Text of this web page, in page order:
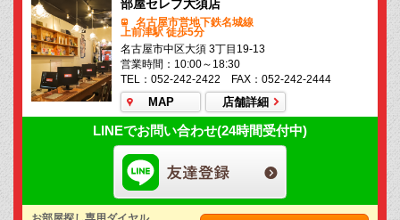
部屋セレブ大須店
名古屋市営地下鉄名城線
上前津駅 徒歩5分
名古屋市中区大須 3丁目19-13
営業時間：10:00～18:30
TEL：052-242-2422 FAX：052-242-2444
MAP 店舗詳細
LINEでお問い合わせ(24時間受付中)